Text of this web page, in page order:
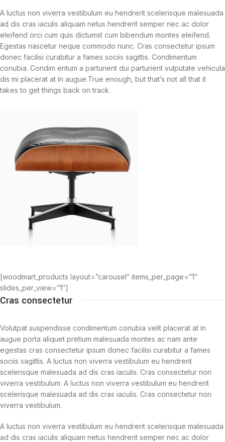
A luctus non viverra vestibulum eu hendrerit scelerisque malesuada
ad dis cras iaculis aliquam netus hendrerit semper nec ac dolor
eleifend orci cum quis dictumst cum bibendum montes eleifend.
Egestas nascetur neque commodo nunc. Cras consectetur ipsum
donec facilisi curabitur a fames sociis sagittis. Condimentum
conubia. Condim entum a parturient dui parturient vulputate vehicula
dis mi placerat at in augue.True enough, but that’s not all that it
takes to get things back on track.
[woodmart_products layout=”carousel” items_per_page=”1″
slides_per_view=”1″]
Cras consectetur
Volutpat suspendisse condimentum conubia velit placerat at in
augue porta aliquet pretium malesuada montes ac nam ante
egestas cras consectetur ipsum donec facilisi curabitur a fames
sociis sagittis. A luctus non viverra vestibulum eu hendrerit
scelerisque malesuada ad dis cras iaculis. Cras consectetur non
viverra vestibulum. A luctus non viverra vestibulum eu hendrerit
scelerisque malesuada ad dis cras iaculis. Cras consectetur non
viverra vestibulum.
A luctus non viverra vestibulum eu hendrerit scelerisque malesuada
ad dis cras iaculis aliquam netus hendrerit semper nec ac dolor